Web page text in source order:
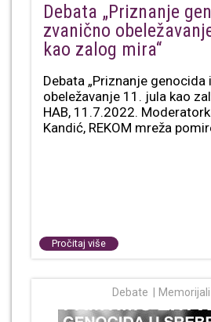
Debata „Priznanje
zvanično
kao zalog mira“
Debata „Priznanje genocida
obeležavanje 11. jula kao
HAB, 11.7.2022.
Kandić, REKOM mreža
Pročitaj više
Debate